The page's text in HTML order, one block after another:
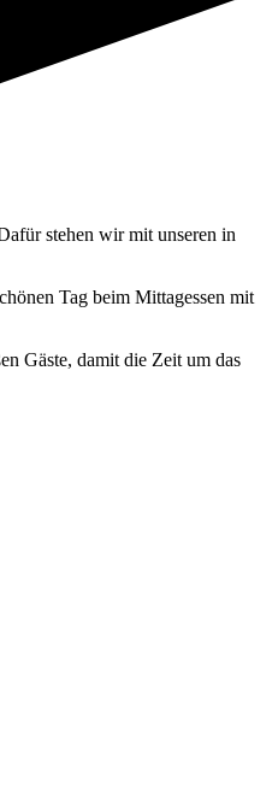
stehen wir mit unseren in
Tag beim Mittagessen mit
Gäste, damit die Zeit um das